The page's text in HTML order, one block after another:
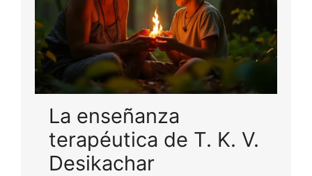
La enseñanza
terapéutica de T. K. V.
Desikachar